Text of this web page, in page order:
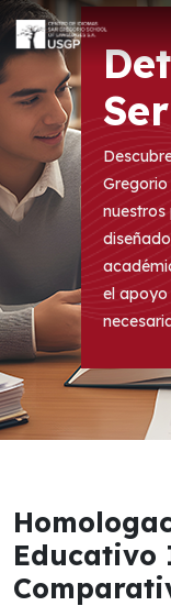
el apoyo
Educativo